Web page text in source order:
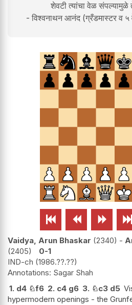
शेवटी त्यांचा वेळ संपल्यामुळे
- विश्वनाथन आनंद (ग्रँडमास्टर व ५
   
Vaidya, Arun Bhaskar 2340 -
2405
0-1
IND-ch 1986.??.??
Sagar Shah
1. d4 ♘f6 2. c4 g6 3. ♘c3 d5
hypermodern openings - the